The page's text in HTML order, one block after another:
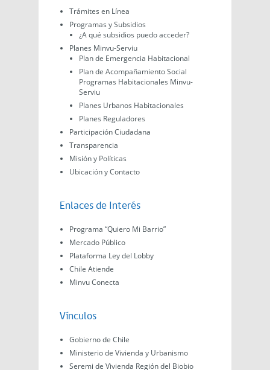
Trámites en Línea
Programas y Subsidios
¿A qué subsidios puedo acceder?
Planes Minvu-Serviu
Plan de Emergencia Habitacional
Plan de Acompañamiento Social
Programas Habitacionales Minvu-
Serviu
Planes Urbanos Habitacionales
Planes Reguladores
Participación Ciudadana
Transparencia
Misión y Políticas
Ubicación y Contacto
Enlaces de Interés
Programa “Quiero Mi Barrio”
Mercado Público
Plataforma Ley del Lobby
Chile Atiende
Minvu Conecta
Vínculos
Gobierno de Chile
Ministerio de Vivienda y Urbanismo
Seremi de Vivienda Región del Biobio